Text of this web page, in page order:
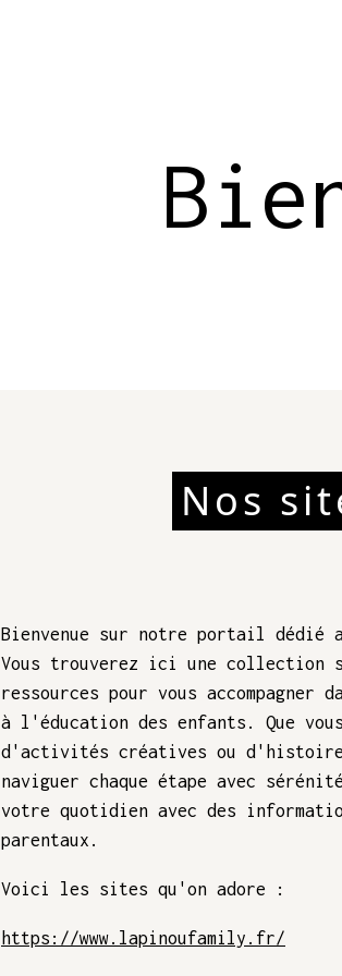
Nos
Bienvenue sur notre portail
Vous trouverez ici une collection
ressources pour vous
à l'éducation des enfants. Que
d'activités créatives ou
naviguer chaque étape avec
votre quotidien avec des
parentaux.
Voici les sites qu'on adore :
https://www.lapinoufamily.fr/